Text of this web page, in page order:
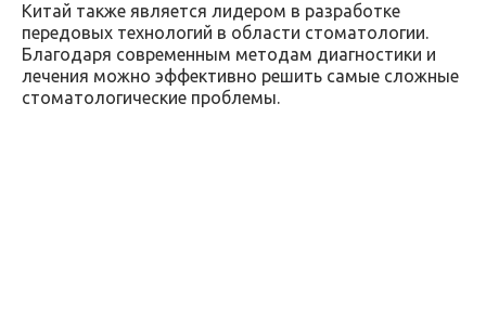
Китай также является лидером в разработке
передовых технологий в области стоматологии.
Благодаря современным методам диагностики и
лечения можно эффективно решить самые сложные
стоматологические проблемы.